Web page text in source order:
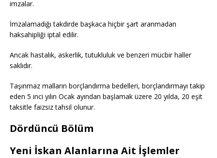
imzalar.
İmzalamadığı takdirde başkaca hiçbir şart aranmadan
haksahipliği iptal edilir.
Ancak hastalık, askerlik, tutukluluk ve benzeri mücbir haller
saklıdır.
Taşınmaz malların borçlandırma bedelleri, borçlandırmayı takip
eden 5 inci yılın Ocak ayından başlamak üzere 20 yılda, 20 eşit
taksitle faizsiz tahsil olunur.
Dördüncü Bölüm
Yeni İskan Alanlarına Ait İşlemler